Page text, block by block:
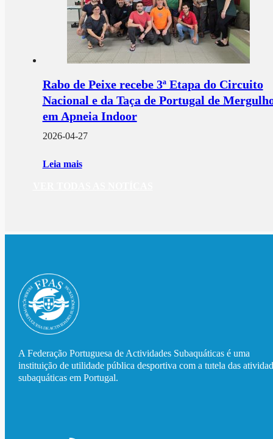
Rabo de Peixe recebe 3ª Etapa do Circuito
Nacional e da Taça de Portugal de
em Apneia Indoor
2026-04-27
Leia mais
A Federação Portuguesa de Actividades Subaquáticas é uma
instituição de utilidade pública desportiva com a tutela das
subaquáticas em Portugal.